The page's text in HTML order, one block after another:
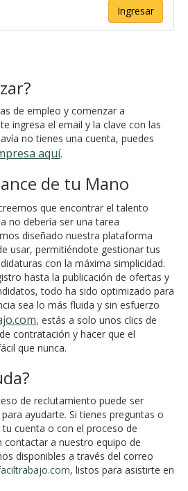
Ingresar
de empleo y comenzar a
ingresa el email y la clave con las
no tienes una cuenta, puedes
aquí.
de tu Mano
que encontrar el talento
no debería ser una tarea
diseñado nuestra plataforma
usar, permitiéndote gestionar tus
con la máxima simplicidad.
hasta la publicación de ofertas y
todo ha sido optimizado para
sea lo más fluida y sin esfuerzo
, estás a solo unos clics de
contratación y hacer que el
que nunca.
de reclutamiento puede ser
ayudarte. Si tienes preguntas o
cuenta o con el proceso de
contactar a nuestro equipo de
disponibles a través del correo
, listos para asistirte en